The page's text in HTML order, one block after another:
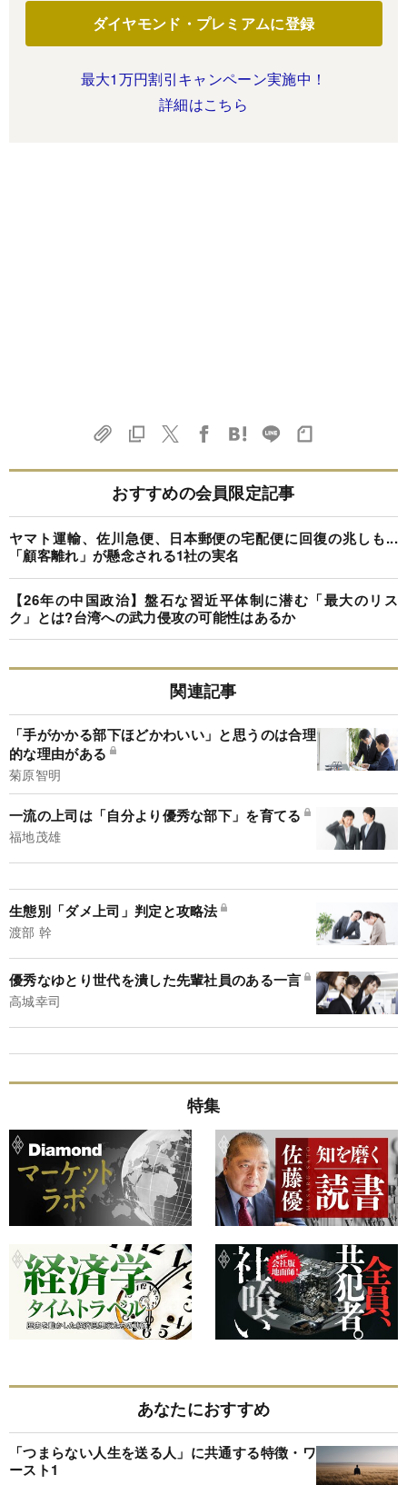
ダイヤモンド・プレミアムに登録
最大1万円割引キャンペーン実施中！
詳細はこちら
おすすめの会員限定記事
ヤマト運輸、佐川急便、日本郵便の宅配便に回復の兆しも...
「顧客離れ」が懸念される1社の実名
【26年の中国政治】盤石な習近平体制に潜む「最大のリス
ク」とは?台湾への武力侵攻の可能性はあるか
関連記事
「手がかかる部下ほどかわいい」と思うのは合理
的な理由がある
菊原智明
一流の上司は「自分より優秀な部下」を育てる
福地茂雄
生態別「ダメ上司」判定と攻略法
渡部 幹
優秀なゆとり世代を潰した先輩社員のある一言
高城幸司
特集
あなたにおすすめ
「つまらない人生を送る人」に共通する特徴・ワ
ースト1